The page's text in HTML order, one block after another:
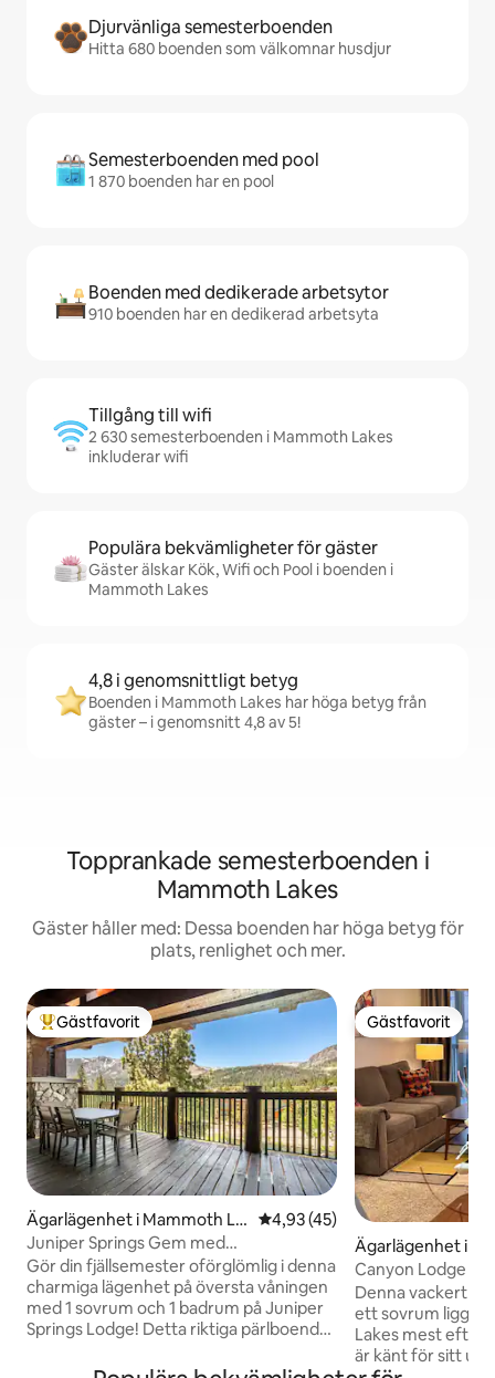
Djurvänliga semesterboenden
Hitta 680 boenden som välkomnar husdjur
Semesterboenden med pool
1 870 boenden har en pool
Boenden med dedikerade arbetsytor
910 boenden har en dedikerad arbetsyta
Tillgång till wifi
2 630 semesterboenden i Mammoth Lakes
inkluderar wifi
Populära bekvämligheter för gäster
Gäster älskar Kök, Wifi och Pool i boenden i
Mammoth Lakes
4,8 i genomsnittligt betyg
Boenden i Mammoth Lakes har höga betyg från
gäster – i genomsnitt 4,8 av 5!
Topprankade semesterboenden i
Mammoth Lakes
Gäster håller med: Dessa boenden har höga betyg för
plats, renlighet och mer.
Populär gästfavorit
Gästfavorit
Ägarlägenhet i Mammoth La
kes
4,93 av 5 i genomsnittligt
4,93 (45)
Juniper Springs Gem med
panoramautsikt över bergen!
Gör din fjällsemester oförglömlig i denna
charmiga lägenhet på översta våningen
med 1 sovrum och 1 badrum på Juniper
Springs Lodge! Detta riktiga pärlboende
balkong där du kan njuta av kaffe vid
Gästfavorit
Gästfavorit
Ägarlägenhet i
akes
Canyon Lodge
Gångavstånd till
Denna vackert
ett sovrum ligger
Lakes mest
är känt för sitt